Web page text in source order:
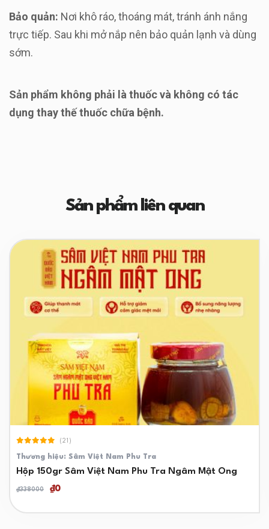
Bảo quản: Nơi khô ráo, thoáng mát, tránh ánh nắng
trực tiếp. Sau khi mở nắp nên bảo quản lạnh và dùng
sớm.
Sản phẩm không phải là thuốc và không có tác
dụng thay thế thuốc chữa bệnh.
Sản phẩm liên quan
(21)
Thương hiệu: Sâm Việt Nam Phu Tra
Hộp 150gr Sâm Việt Nam Phu Tra Ngâm Mật Ong
₫338000 ₫0